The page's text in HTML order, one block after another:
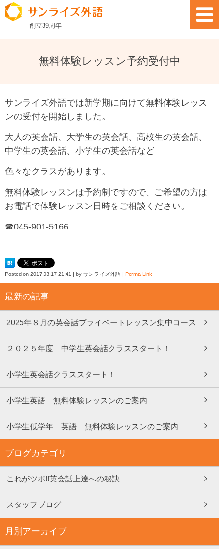
創立39周年
無料体験レッスン予約受付中
サンライズ外語では新学期に向けて無料体験レッス
ンの受付を開始しました。
大人の英会話、大学生の英会話、高校生の英会話、
中学生の英会話、小学生の英会話など
色々なクラスがあります。
無料体験レッスンは予約制ですので、ご希望の方は
お電話で体験レッスン日時をご相談ください。
☎045-901-5166
Posted on 2017.03.17 21:41 | by サンライズ外語 | Perma Link
最新の記事
2025年８月の英会話プライベートレッスン集中コース
２０２５年度 中学生英会話クラススタート！
小学生英会話クラススタート！
小学生英語 無料体験レッスンのご案内
小学生低学年 英語 無料体験レッスンのご案内
ブログカテゴリ
これがツボ!!英会話上達への秘訣
スタッフブログ
月別アーカイブ